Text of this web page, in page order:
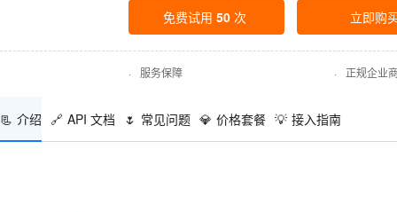
免费试用 50 次 立即购
· 服务保障 · 正规企业
📃 介绍 🔗 API 文档 🌷 常见问题 💎 价格套餐 💡 接入指南